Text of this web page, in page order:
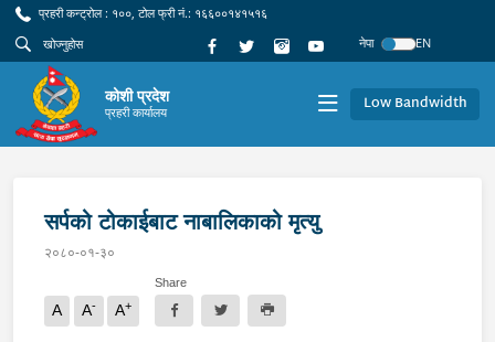
प्रहरी कन्ट्रोल : १००, टोल फ्री नं.: १६६००१४१५१६
नेपा
EN
कोशी प्रदेश
प्रहरी कार्यालय Low Bandwidth
सर्पको टोकाईबाट नाबालिकाको मृत्यु
२०८०-०१-३०
A A- A+
Share